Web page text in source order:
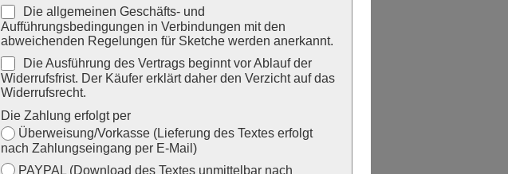
Die allgemeinen Geschäfts- und
Aufführungsbedingungen in Verbindungen mit den
abweichenden Regelungen für Sketche werden anerkannt.
Die Ausführung des Vertrags beginnt vor Ablauf der
Widerrufsfrist. Der Käufer erklärt daher den Verzicht auf das
Widerrufsrecht.
Die Zahlung erfolgt per
Überweisung/Vorkasse (Lieferung des Textes erfolgt
nach Zahlungseingang per E-Mail)
PAYPAL (Download des Textes unmittelbar nach